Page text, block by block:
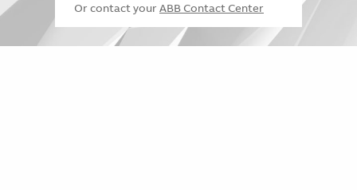
Or contact your ABB Contact Center